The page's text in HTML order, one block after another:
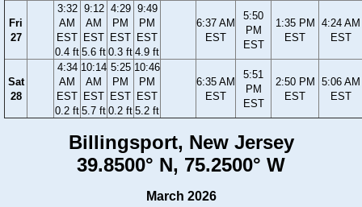
Fri
27
3:32
AM
EST
0.4 ft
9:12
AM
EST
5.6 ft
4:29
PM
EST
0.3 ft
9:49
PM
EST
4.9 ft
6:37 AM
EST
5:50
PM
EST
1:35 PM
EST
4:24 AM
EST
Sat
28
4:34
AM
EST
0.2 ft
10:14
AM
EST
5.7 ft
5:25
PM
EST
0.2 ft
10:46
PM
EST
5.2 ft
6:35 AM
EST
5:51
PM
EST
2:50 PM
EST
5:06 AM
EST
Billingsport, New Jersey
39.8500° N, 75.2500° W
March 2026